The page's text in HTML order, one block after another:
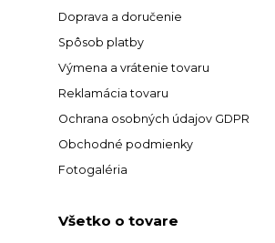
Doprava a doručenie
Spôsob platby
Výmena a vrátenie tovaru
Reklamácia tovaru
Ochrana osobných údajov GDPR
Obchodné podmienky
Fotogaléria
Všetko o tovare